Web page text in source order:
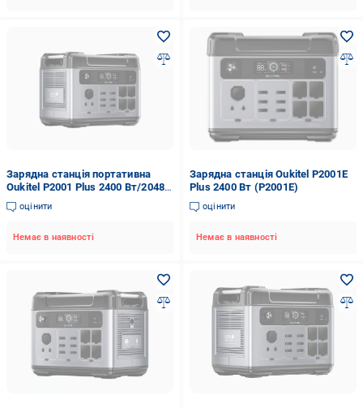
Зарядна станція портативна
Oukitel P2001 Plus 2400 Вт/2048
Вт/год LiFePO4
оцінити
Немає в наявності
Зарядна станція Oukitel P2001E
Plus 2400 Вт (P2001E)
оцінити
Немає в наявності